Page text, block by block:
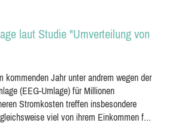
laut Studie "Umverteilung von
kommenden Jahr unter andrem wegen der
(EEG-Umlage) für Millionen
Stromkosten treffen insbesondere
viel von ihrem Einkommen f...